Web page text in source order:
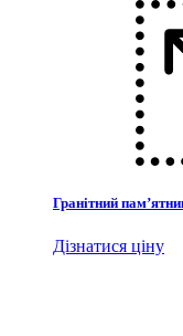
Гранітний
Дізнатися ціну